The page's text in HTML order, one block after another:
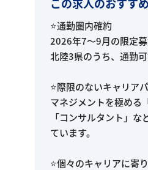
⭐通勤圏内確約
2026年7～9月の限定募
北陸3県のうち、通勤
⭐際限のないキャリア
マネジメントを極める
「コンサルタント」
ています。
⭐個々のキャリアに寄